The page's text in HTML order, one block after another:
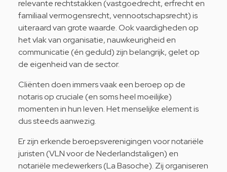
relevante rechtstakken (vastgoedrecht, erfrecht en
familiaal vermogensrecht, vennootschapsrecht) is
uiteraard van grote waarde. Ook vaardigheden op
het vlak van organisatie, nauwkeurigheid en
communicatie (én geduld) zijn belangrijk, gelet op
de eigenheid van de sector.
Cliënten doen immers vaak een beroep op de
notaris op cruciale (en soms heel moeilijke)
momenten in hun leven. Het menselijke element is
dus steeds aanwezig.
Er zijn erkende beroepsverenigingen voor notariële
juristen (VLN voor de Nederlandstaligen) en
notariële medewerkers (La Basoche). Zij organiseren